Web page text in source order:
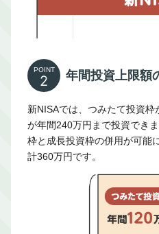
POINT
2 年間投資上限額
新NISAでは、つみたて投資
が年間240万円まで投資でき
枠と成長投資枠の併用が可能
計360万円です。